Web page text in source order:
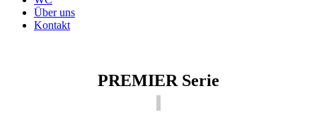
Über uns
Kontakt
PREMIER Serie